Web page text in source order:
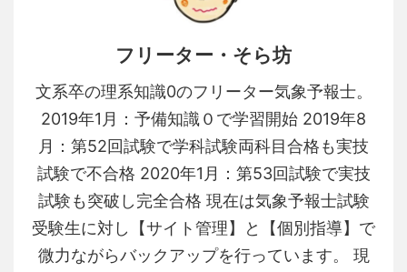
フリーター・そら坊
文系卒の理系知識0のフリーター気象予報士。
2019年1月：予備知識０で学習開始 2019年8
月：第52回試験で学科試験両科目合格も実技
試験で不合格 2020年1月：第53回試験で実技
試験も突破し完全合格 現在は気象予報士試験
受験生に対し【サイト管理】と【個別指導】で
微力ながらバックアップを行っています。 現